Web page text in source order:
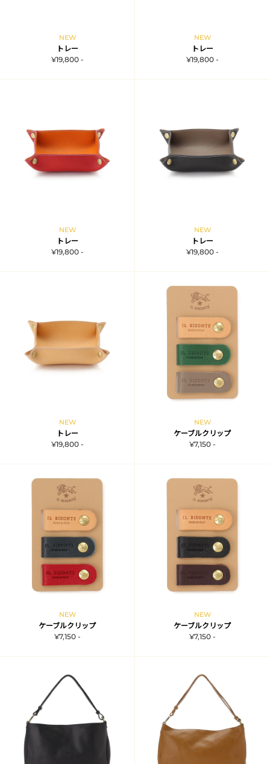
NEW
トレー
¥19,800 -
NEW
トレー
¥19,800 -
NEW
トレー
¥19,800 -
NEW
トレー
¥19,800 -
NEW
トレー
¥19,800 -
NEW
ケーブルクリップ
¥7,150 -
NEW
ケーブルクリップ
¥7,150 -
NEW
ケーブルクリップ
¥7,150 -